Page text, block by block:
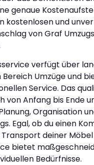
genaue
kostenlosen und
von Graf
verfügt über
Bereich Umzüge und
Service. Das
von Anfang bis Ende
Organisation
Egal, ob du einen
Transport deiner
bietet
Bedürfnisse.